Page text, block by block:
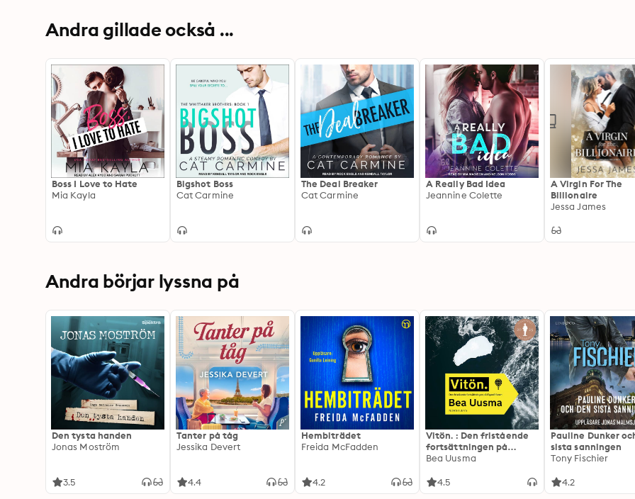
Andra gillade också ...
Boss I Love to Hate
Mia Kayla
Bigshot Boss
Cat Carmine
The Deal Breaker
Cat Carmine
A Really Bad Idea
Jeannine Colette
A Virgin For The
Billionaire
Jessa James
Andra börjar lyssna på
Den tysta handen
Jonas Moström
3.5
Tanter på tåg
Jessika Devert
4.4
Hembiträdet
Freida McFadden
4.2
Vitön. : Den fristående
fortsättningen på
Expeditionen
Bea Uusma
4.5
Pauline Dunker
sista sanningen
Tony Fischier
4.2